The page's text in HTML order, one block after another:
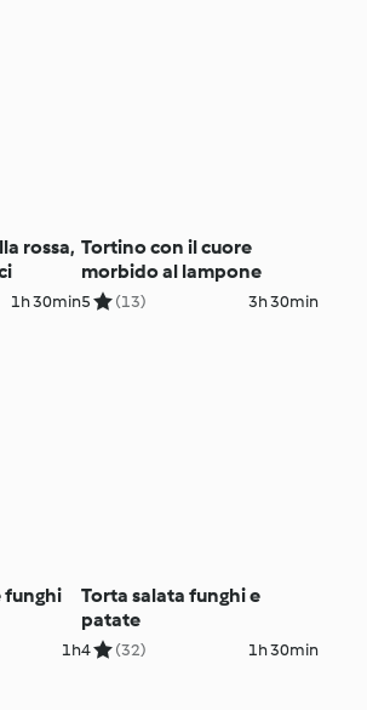
rossa,
1h 30min
Tortino con il cuore
morbido al lampone
5 (13) 3h 30min
funghi
1h
Torta salata funghi e
patate
4 (32) 1h 30min